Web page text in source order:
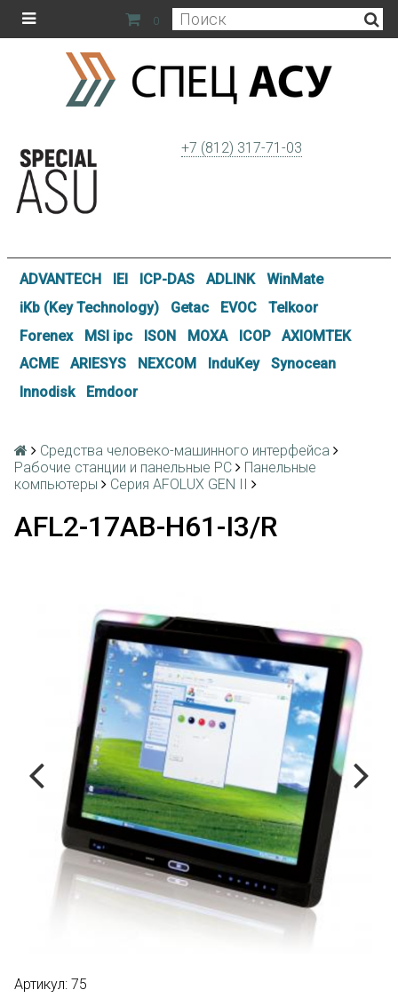
0
+7 (812) 317-71-03
ADVANTECH IEI ICP-DAS ADLINK
WinMate
iKb (Key Technology)
Getac EVOC
Telkoor
Forenex
MSI ipc ISON MOXA ICOP
AXIOMTEK
ACME
ARIESYS NEXCOM InduKey
Synocean
Innodisk
Emdoor
Средства человеко-машинного интерфейса
Рабочие станции и панельные РС
Панельные
компьютеры
Серия AFOLUX GEN II
AFL2-17AB-H61-I3/R
Артикул: 75